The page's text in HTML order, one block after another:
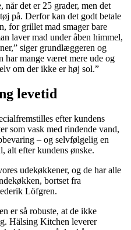
det er 25 grader, men det
på. Derfor kan det godt betale
for grillet mad smager bare
laver mad under åben himmel,
siger grundlæggeren og
har mange været mere ude og
om der ikke er høj sol.”
levetid
efter kundens
som vask med rindende vand,
– og selvfølgelig en
alt efter kundens ønske.
udekøkkener, og de har alle
bortset fra
Löfgren.
er så robuste, at de ikke
Hälsing Kitchen leverer